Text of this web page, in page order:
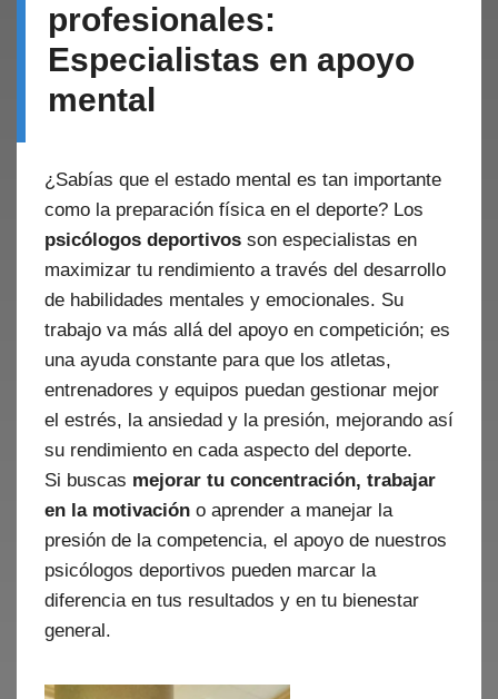
profesionales:
Especialistas en apoyo
mental
¿Sabías que el estado mental es tan importante
como la preparación física en el deporte? Los
psicólogos deportivos son especialistas en
maximizar tu rendimiento a través del desarrollo
de habilidades mentales y emocionales. Su
trabajo va más allá del apoyo en competición; es
una ayuda constante para que los atletas,
entrenadores y equipos puedan gestionar mejor
el estrés, la ansiedad y la presión, mejorando así
su rendimiento en cada aspecto del deporte.
Si buscas mejorar tu concentración, trabajar
en la motivación o aprender a manejar la
presión de la competencia, el apoyo de nuestros
psicólogos deportivos pueden marcar la
diferencia en tus resultados y en tu bienestar
general.